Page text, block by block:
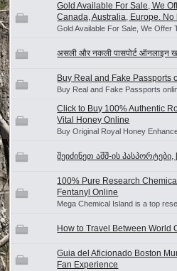
Gold Available For Sale, We
Canada, Australia, Europe.
Gold Available For Sale, We Offer
असली और नकली पासपोर्ट ऑनलाइन
Buy Real and Fake Passports
Buy Real and Fake Passports
Click to Buy 100% Authentic
Vital Honey Online
Buy Original Royal Honey
შეიძინეთ აშშ-ის
100% Pure Research
Fentanyl Online
Mega Chemical Island is a top
How to Travel Between World
Guia del Aficionado Boston
Fan Experience